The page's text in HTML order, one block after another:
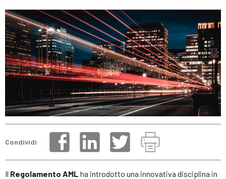
Condividi
Il Regolamento AML ha introdotto una innovativa disciplina in